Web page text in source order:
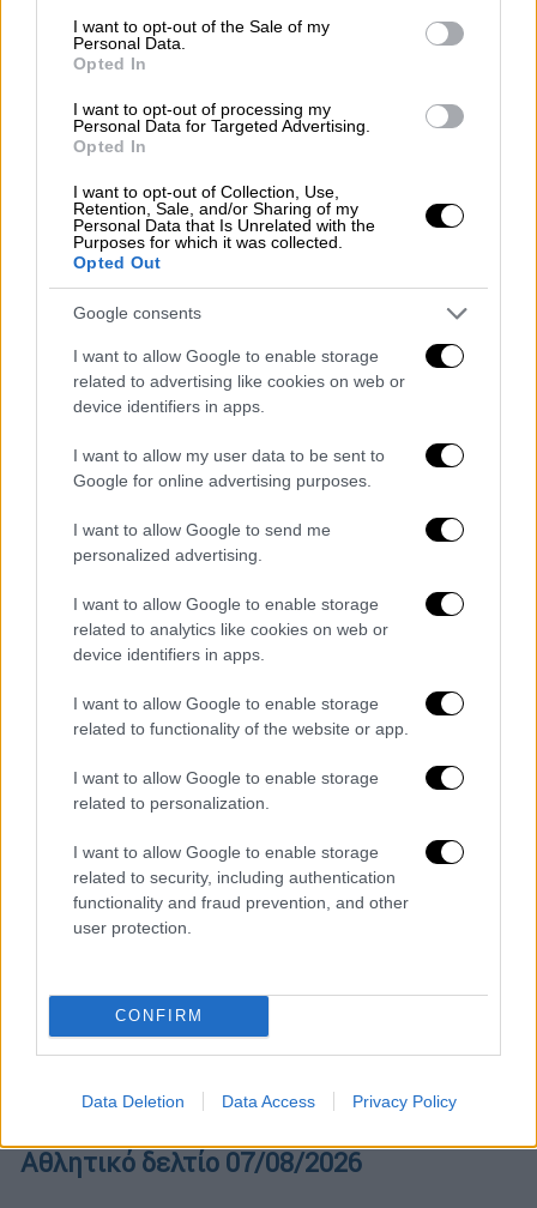
consent section.
I want to opt-out of the Sale of my
Personal Data.
Opted In
I want to opt-out of processing my
Personal Data for Targeted Advertising.
Opted In
I want to opt-out of Collection, Use,
Retention, Sale, and/or Sharing of my
Personal Data that Is Unrelated with the
Purposes for which it was collected.
Opted Out
Google consents
I want to allow Google to enable storage
related to advertising like cookies on web or
device identifiers in apps.
I want to allow my user data to be sent to
Google for online advertising purposes.
I want to allow Google to send me
personalized advertising.
I want to allow Google to enable storage
related to analytics like cookies on web or
device identifiers in apps.
I want to allow Google to enable storage
related to functionality of the website or app.
I want to allow Google to enable storage
related to personalization.
I want to allow Google to enable storage
related to security, including authentication
functionality and fraud prevention, and other
user protection.
CONFIRM
Data Deletion Data Access Privacy Policy
Churchill η σταρ του Χόλιγουντ, Angelina
ΑΛΛΑ #TAGS
Αντζελίνα Τζολί
παιδιά
πρόσφυγες
Χόλιγουντ
instagram
Ουκρανία
POPULAR VIDEOS
Κεντρικό...| 07.08.2026 19:53
Κεντρικό δελτίο ειδήσεων 07/08/2026
Μεσημεριανό δελτίο ειδήσεων
07/08/2026
Αθλητικό δελτίο 07/08/2026